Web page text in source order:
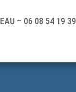
– 06 08 54 19 39